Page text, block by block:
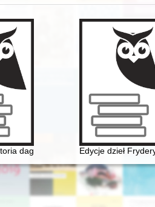
dagerotypowych wizerunków
Edycje dzieł